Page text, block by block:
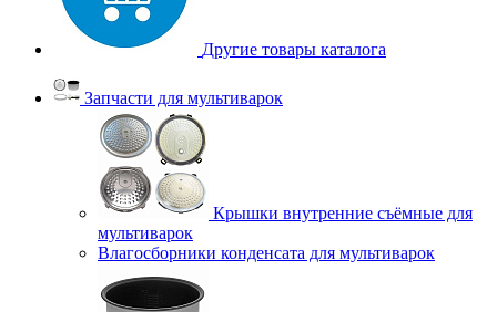
Другие товары каталога
Запчасти для мультиварок
Крышки внутренние съёмные для
мультиварок
Влагосборники конденсата для мультиварок